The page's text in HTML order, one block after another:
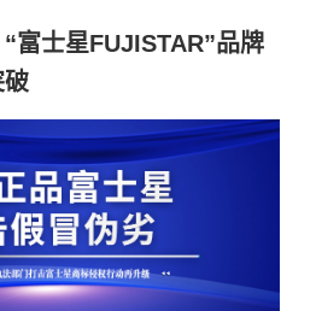
富士星FUJISTAR”品牌
破